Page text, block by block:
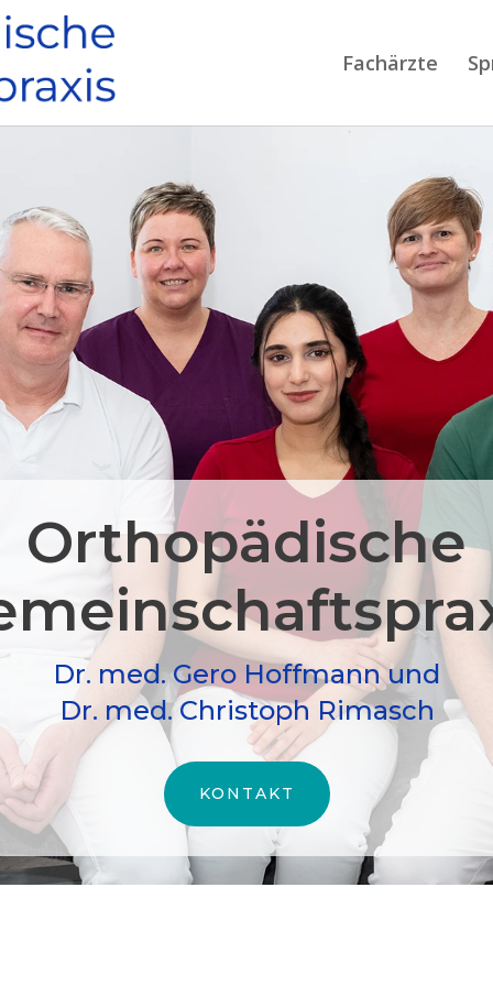
Fachärzte
Orthopädische
Dr. med. Gero Hoffmann und
Dr. med. Christoph Rimasch
KONTAKT